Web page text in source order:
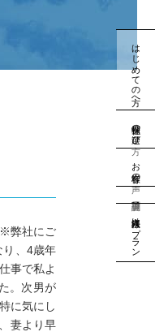
はじめての方へ
探偵社の選び方
お客様の声
法人様向けプラン
※弊社にご
り、4歳年
事で私よ
。次男が
に気にし
妻より早